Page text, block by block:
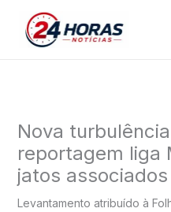
Nova
reportagem liga
jatos
Levantamento atribuído à